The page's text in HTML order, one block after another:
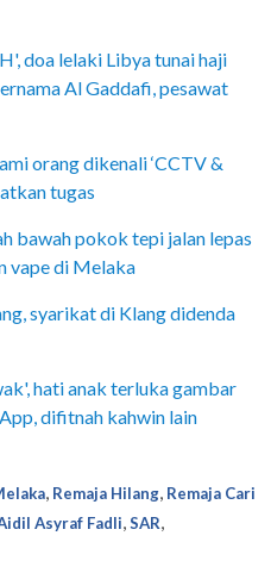
doa lelaki Libya tunai haji
Al Gaddafi, pesawat
orang dikenali ‘CCTV &
tugas
bawah pokok tepi jalan lepas
vape di Melaka
syarikat di Klang didenda
hati anak terluka gambar
difitnah kahwin lain
, Remaja Hilang, Remaja Cari
Asyraf Fadli,SAR,